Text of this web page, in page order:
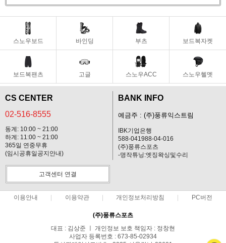
스노우보드 바인딩 부츠 보드복자켓
보드복팬츠 고글 스노우ACC 스노우헬멧
CS CENTER
02-516-8555
동계: 10:00 ~ 21:00
하계: 11:00 ~ 21:00
365일 연중무휴
(임시공휴일공지안내)
BANK INFO
예금주 : (주)풍류익스트림
IBK기업은행
588-041988-04-016
(주)풍류스포츠
-명작튜닝:엣징왁싱및수리
고객센터 연결
이용안내 이용약관 개인정보처리방침 PC버전
(주)풍류스포츠
대표 : 김상준 ㅣ 개인정보 보호 책임자 : 정창현
사업자 등록번호 : 673-85-02934